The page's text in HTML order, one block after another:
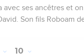
avec ses ancêtres et
Son fils Roboam
10